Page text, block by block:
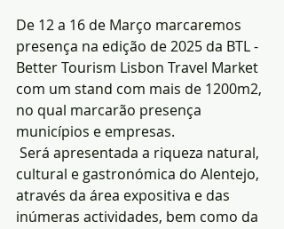
De 12 a 16 de Março marcaremos
presença na edição de 2025 da BTL -
Better Tourism Lisbon Travel Market
com um stand com mais de 1200m2,
no qual marcarão presença
municípios e empresas.
Será apresentada a riqueza natural,
cultural e gastronómica do Alentejo,
através da área expositiva e das
inúmeras actividades, bem como da